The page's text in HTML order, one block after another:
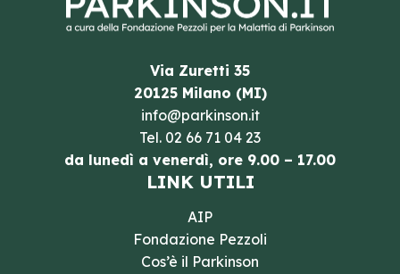
Via Zuretti 35
20125 Milano (MI)
info@parkinson.it
Tel. 02 66 71 04 23
da lunedì a venerdì, ore 9.00 – 17.00
LINK UTILI
AIP
Fondazione Pezzoli
Cos’è il Parkinson